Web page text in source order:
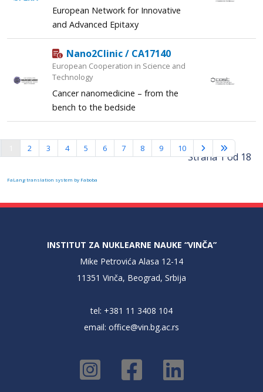
European Network for Innovative
and Advanced Epitaxy
Nano2Clinic / CA17140
European Cooperation in Science and
Technology
Cancer nanomedicine – from the
bench to the bedside
Strana 1 od 18
2 3 4 5 6 7 8 9 10
FaLang translation system by Faboba
INSTITUT ZA NUKLEARNE NAUKE “VINČA”
Mike Petrovića Alasa 12-14
11351 Vinča, Beograd, Srbija
tel: +381 11 3408 104
email: office@vin.bg.ac.rs